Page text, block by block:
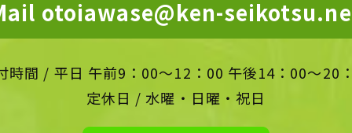
otoiawase@ken-
時間 / 平日 午前9：00～12：00 午後14：00～20
定休日 / 水曜・日曜・祝日